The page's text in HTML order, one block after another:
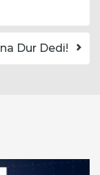
Dur Dedi!